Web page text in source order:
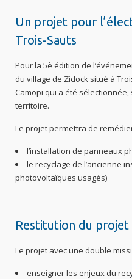
Un projet pour
Trois-Sauts
Pour la 5è édition de
du village de Zidock situé à
Camopi qui a été
territoire.
Le projet permettra de
l’installation de panneaux
le recyclage de l’ancienne
photovoltaïques usagés)
Restitution du projet
Le projet avec une double
enseigner les enjeux du